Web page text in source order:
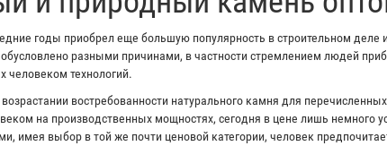
годы приобрел еще большую популярность в строительном деле
разными причинами, в частности стремлением людей
человеком технологий.
востребованности натурального камня для
на производственных мощностях, сегодня в цене лишь немного
имея выбор в той же почти ценовой категории, человек